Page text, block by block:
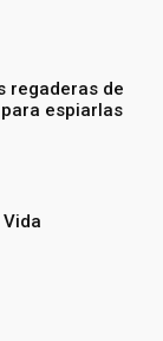
regaderas de
espiarlas